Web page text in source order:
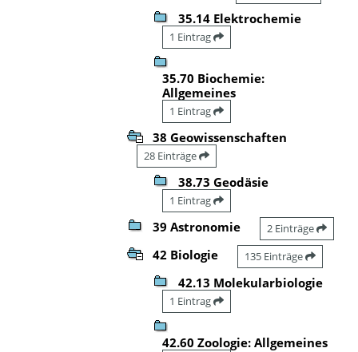
35.14 Elektrochemie
1 Eintrag
35.70 Biochemie:
Allgemeines
1 Eintrag
38 Geowissenschaften
28 Einträge
38.73 Geodäsie
1 Eintrag
39 Astronomie 2 Einträge
42 Biologie 135 Einträge
42.13 Molekularbiologie
1 Eintrag
42.60 Zoologie: Allgemeines